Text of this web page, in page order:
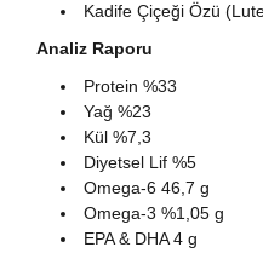
Kadife Çiçeği Özü
Analiz Raporu
Protein %33
Yağ %23
Kül %7,3
Diyetsel Lif %5
Omega-6 46,7 g
Omega-3 %1,05 g
EPA & DHA 4 g